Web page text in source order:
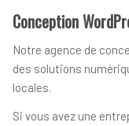
Conception
Notre agence de
des solutions
locales.
Si vous avez une